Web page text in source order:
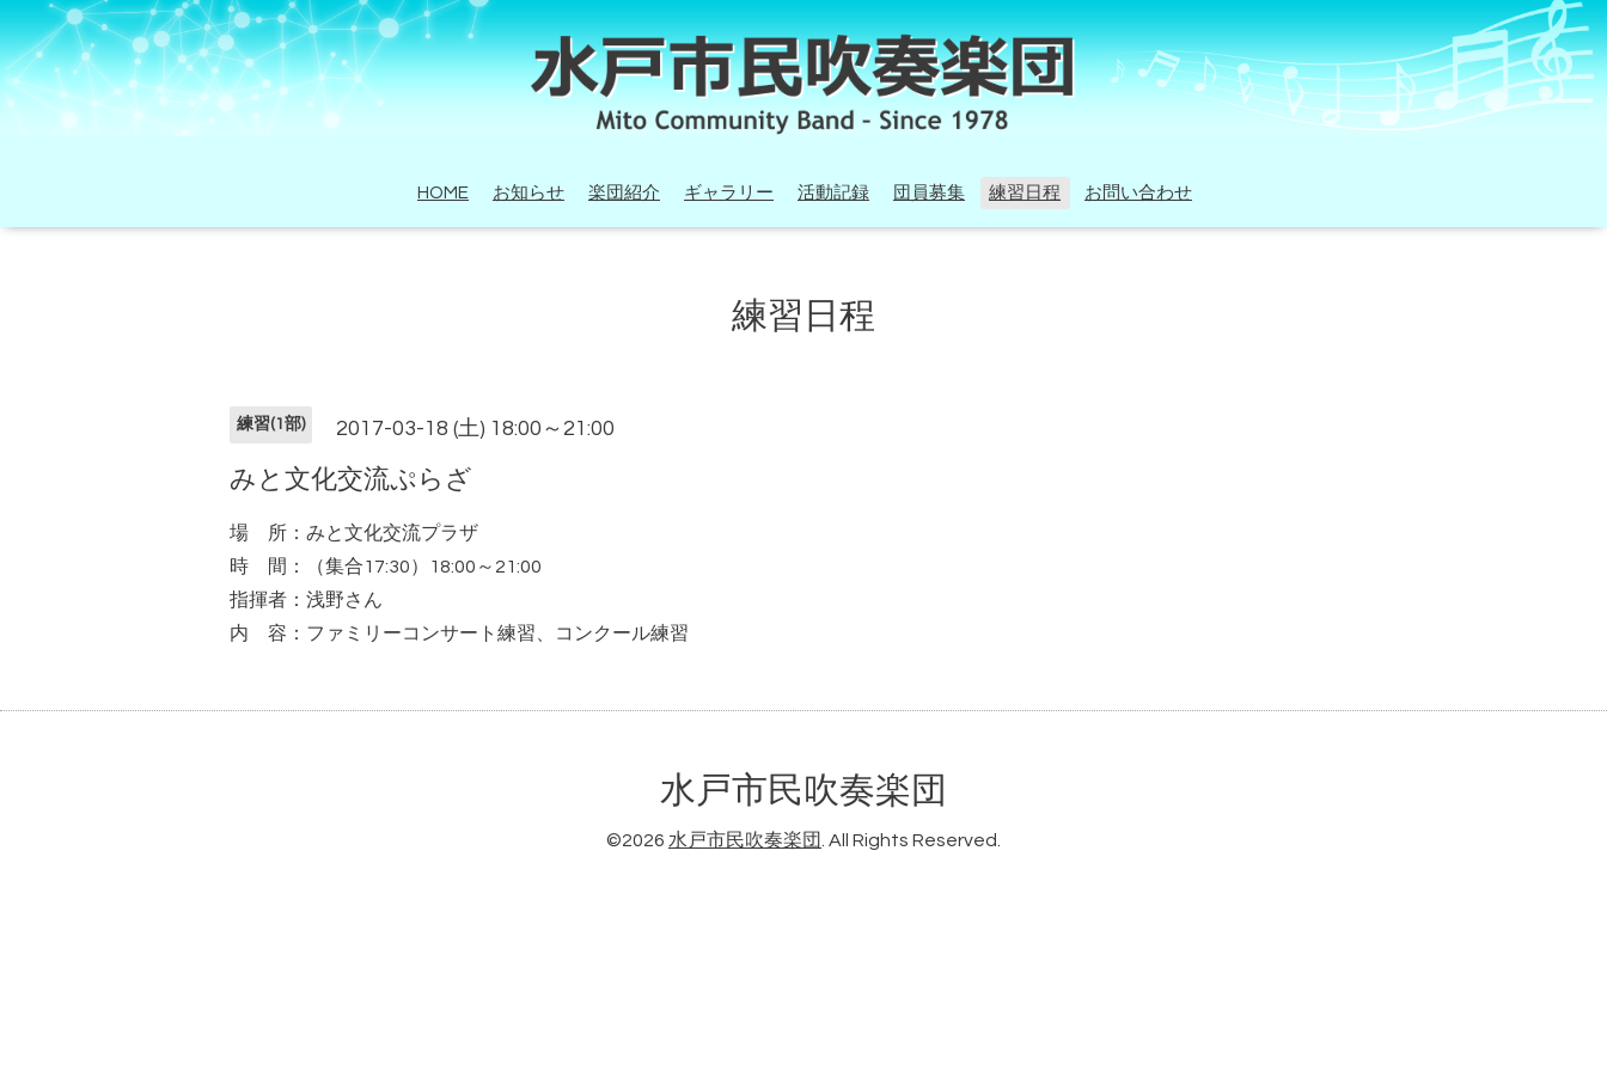
HOME お知らせ 楽団紹介 ギャラリー 活動記録 団員募集 練習日程 お問い合わせ
練習日程
練習(1部) 2017-03-18 (土) 18:00～21:00
みと文化交流ぷらざ
場 所：みと文化交流プラザ
時 間：（集合17:30）18:00～21:00
指揮者：浅野さん
内 容：ファミリーコンサート練習、コンクール練習
水戸市民吹奏楽団
©2026 水戸市民吹奏楽団. All Rights Reserved.